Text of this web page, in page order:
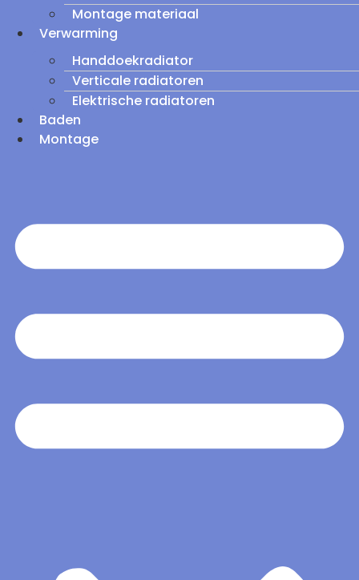
Montage materiaal
Verwarming
Handdoekradiator
Verticale radiatoren
Elektrische radiatoren
Baden
Montage